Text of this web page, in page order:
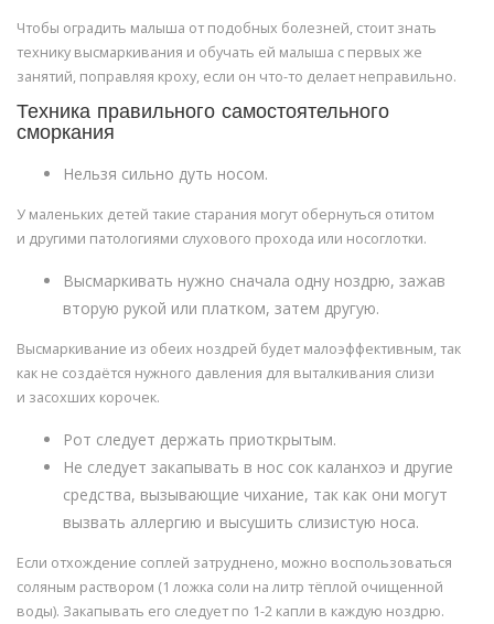
Чтобы оградить малыша от подобных болезней, стоит знать
технику высмаркивания и обучать ей малыша с первых же
занятий, поправляя кроху, если он что-то делает неправильно.
Техника правильного самостоятельного
сморкания
Нельзя сильно дуть носом.
У маленьких детей такие старания могут обернуться отитом
и другими патологиями слухового прохода или носоглотки.
Высмаркивать нужно сначала одну ноздрю, зажав
вторую рукой или платком, затем другую.
Высмаркивание из обеих ноздрей будет малоэффективным, так
как не создаётся нужного давления для выталкивания слизи
и засохших корочек.
Рот следует держать приоткрытым.
Не следует закапывать в нос сок каланхоэ и другие
средства, вызывающие чихание, так как они могут
вызвать аллергию и высушить слизистую носа.
Если отхождение соплей затруднено, можно воспользоваться
соляным раствором (1 ложка соли на литр тёплой очищенной
воды). Закапывать его следует по 1-2 капли в каждую ноздрю.